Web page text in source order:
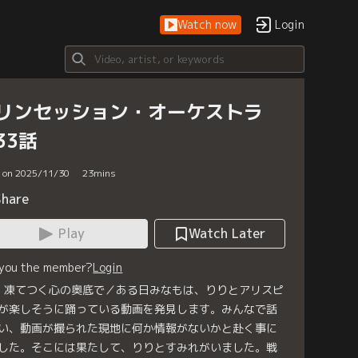
Watch now Login
ンセッション・オーケストラ
話
2025/11/30 23mins
Play
Watch Later
the member?Login
てつく心の奥底で／ある日みなもは、りりとアリスピ
楽しそうに踊っている動画を発見します。みんなで話
、動画が撮られた現地に何か情報がないかと赴く事に
た。そこには果たして、りりとすみれがいました。戦